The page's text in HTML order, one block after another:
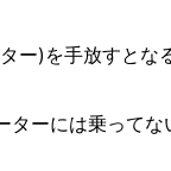
ー)を手放すとな
ターには乗って